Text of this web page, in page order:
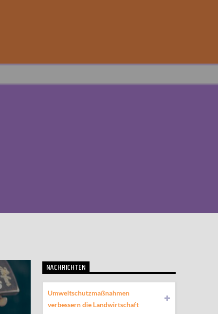
NACHRICHTEN
Umweltschutzmaßnahmen
verbessern die Landwirtschaft